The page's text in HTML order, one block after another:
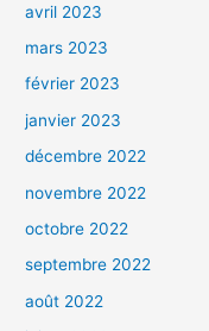
avril 2023
mars 2023
février 2023
janvier 2023
décembre 2022
novembre 2022
octobre 2022
septembre 2022
août 2022